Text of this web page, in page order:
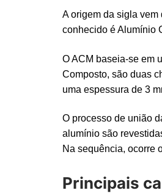
A origem da sigla vem
conhecido é Alumínio
O ACM baseia-se em
Composto, são duas
uma espessura de 3
O processo de união
alumínio são
Na sequência, ocorre
Principais